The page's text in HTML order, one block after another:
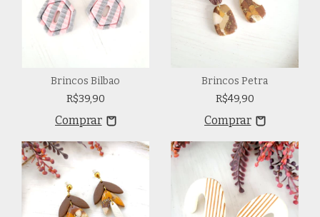
Brincos Bilbao
R$39,90
Brincos Petra
R$49,90